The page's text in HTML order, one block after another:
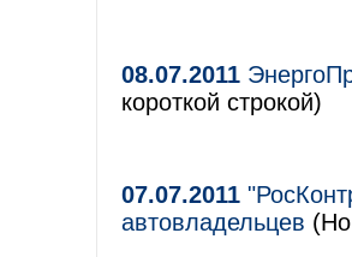
08.07.2011
короткой строкой)
07.07.2011
автовладельцев